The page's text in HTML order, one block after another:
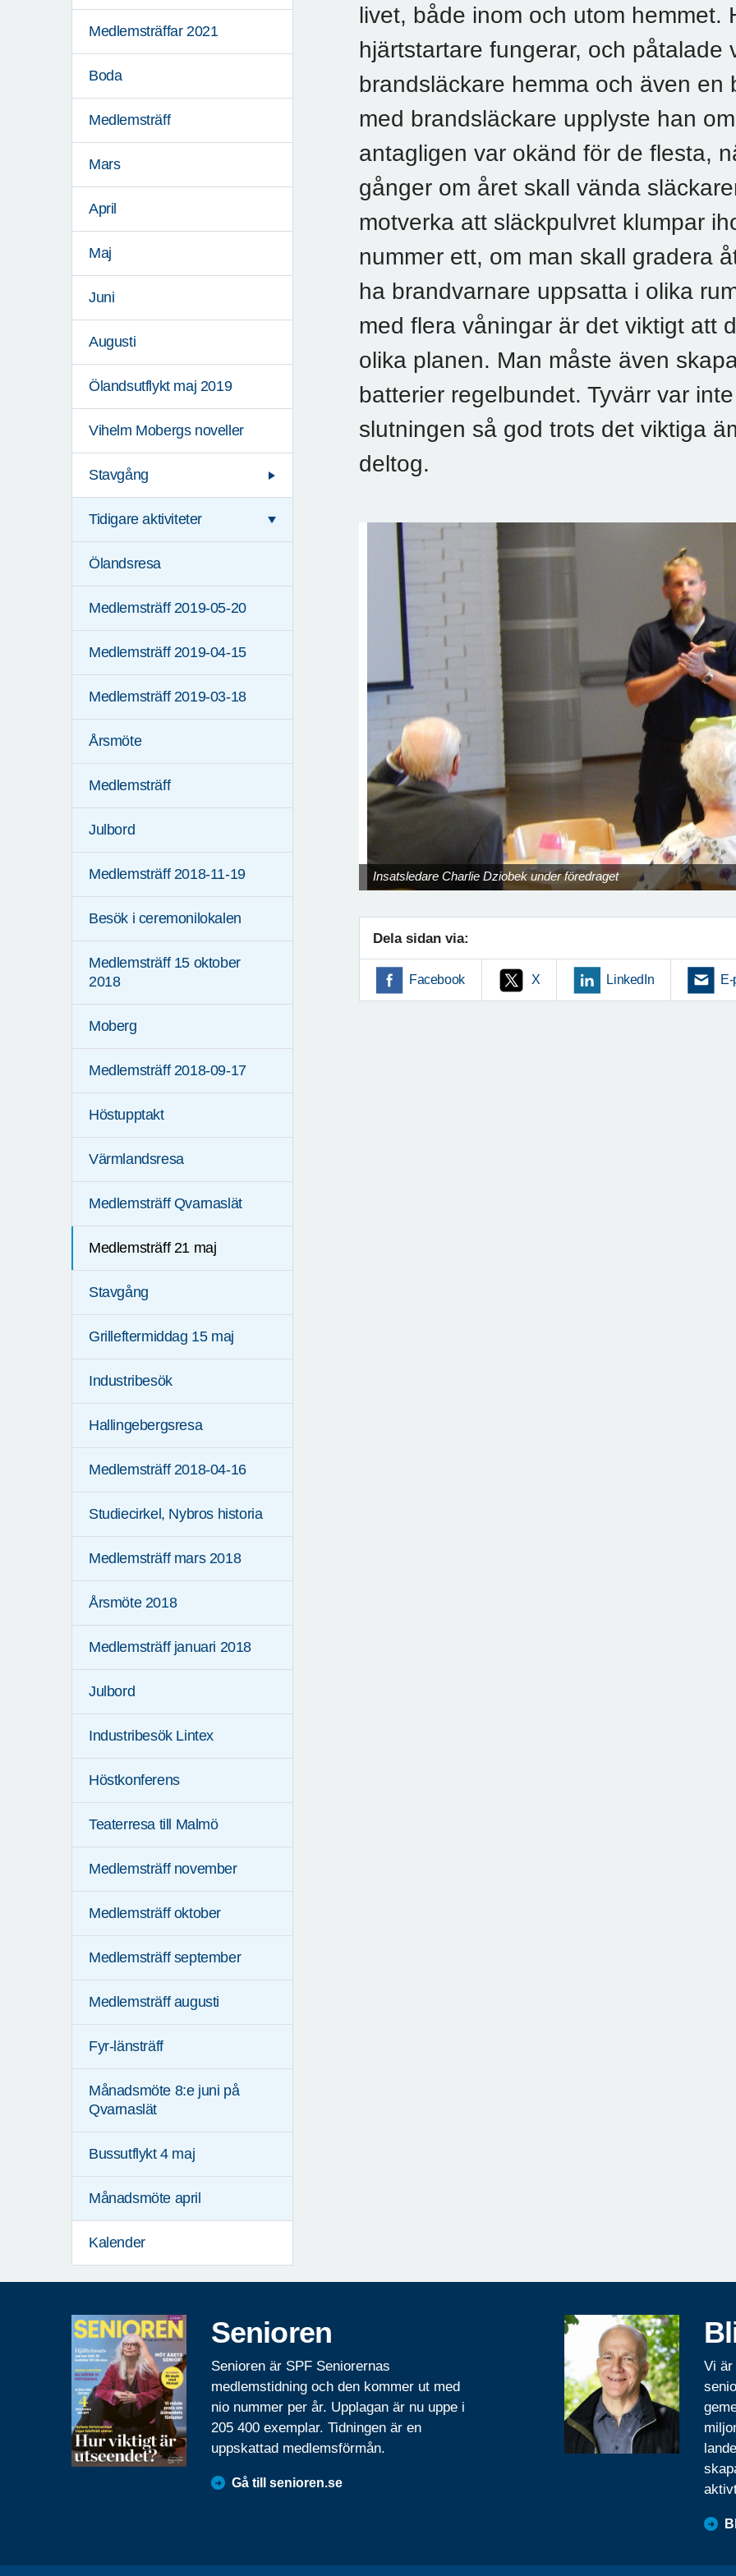
Medlemsträffar 2021
Boda
Medlemsträff
Mars
April
Maj
Juni
Augusti
Ölandsutflykt maj 2019
Vihelm Mobergs noveller
Stavgång
Tidigare aktiviteter
Ölandsresa
Medlemsträff 2019-05-20
Medlemsträff 2019-04-15
Medlemsträff 2019-03-18
Årsmöte
Medlemsträff
Julbord
Medlemsträff 2018-11-19
Besök i ceremonilokalen
Medlemsträff 15 oktober
2018
Moberg
Medlemsträff 2018-09-17
Höstupptakt
Värmlandsresa
Medlemsträff Qvarnaslät
Medlemsträff 21 maj
Stavgång
Grilleftermiddag 15 maj
Industribesök
Hallingebergsresa
Medlemsträff 2018-04-16
Studiecirkel, Nybros historia
Medlemsträff mars 2018
Årsmöte 2018
Medlemsträff januari 2018
Julbord
Industribesök Lintex
Höstkonferens
Teaterresa till Malmö
Medlemsträff november
Medlemsträff oktober
Medlemsträff september
Medlemsträff augusti
Fyr-länsträff
Månadsmöte 8:e juni på
Qvarnaslät
Bussutflykt 4 maj
Månadsmöte april
Kalender
livet, både inom och utom hemmet.
hjärtstartare fungerar, och påtalade
brandsläckare hemma och även en
med brandsläckare upplyste han
antagligen var okänd för de flesta,
gånger om året skall vända
motverka att släckpulvret klumpar
nummer ett, om man skall gradera
ha brandvarnare uppsatta i olika
med flera våningar är det viktigt att
olika planen. Man måste även
batterier regelbundet. Tyvärr var
slutningen så god trots det viktiga
deltog.
Insatsledare Charlie Dziobek under föredraget
Dela sidan via:
Facebook X LinkedIn
Senioren
Senioren är SPF Seniorernas
medlemstidning och den kommer ut med
nio nummer per år. Upplagan är nu uppe i
205 400 exemplar. Tidningen är en
uppskattad medlemsförmån.
Gå till senioren.se
Vi är